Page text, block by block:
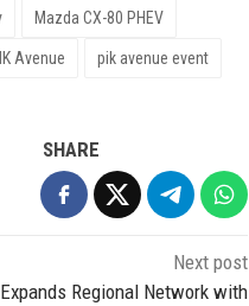
Mazda CX-80 PHEV
Avenue pik avenue event
SHARE
Next post
Regional Network with